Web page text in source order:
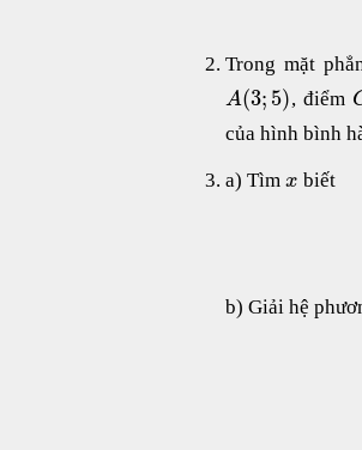
Trong mặt
A(3; 5), điểm
của hình bình
a) Tìm x biết
b) Giải hệ